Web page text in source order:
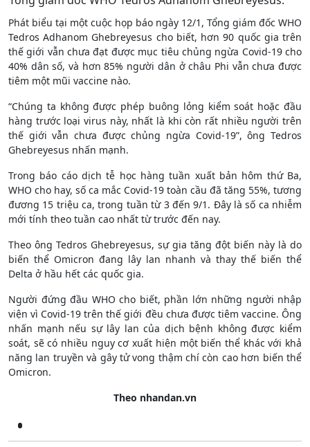
Phát biểu tại một cuộc họp báo ngày 12/1, Tổng giám đốc WHO
Tedros Adhanom Ghebreyesus cho biết, hơn 90 quốc gia trên
thế giới vẫn chưa đạt được mục tiêu chủng ngừa Covid-19 cho
40% dân số, và hơn 85% người dân ở châu Phi vẫn chưa được
tiêm một mũi vaccine nào.
“Chúng ta không được phép buông lỏng kiểm soát hoặc đầu
hàng trước loại virus này, nhất là khi còn rất nhiều người trên
thế giới vẫn chưa được chủng ngừa Covid-19”, ông Tedros
Ghebreyesus nhấn mạnh.
Trong báo cáo dịch tễ học hàng tuần xuất bản hôm thứ Ba,
WHO cho hay, số ca mắc Covid-19 toàn cầu đã tăng 55%, tương
đương 15 triệu ca, trong tuần từ 3 đến 9/1. Đây là số ca nhiễm
mới tính theo tuần cao nhất từ trước đến nay.
Theo ông Tedros Ghebreyesus, sự gia tăng đột biến này là do
biến thể Omicron đang lây lan nhanh và thay thế biến thể
Delta ở hầu hết các quốc gia.
Người đứng đầu WHO cho biết, phần lớn những người nhập
viện vì Covid-19 trên thế giới đều chưa được tiêm vaccine. Ông
nhấn mạnh nếu sự lây lan của dịch bệnh không được kiểm
soát, sẽ có nhiều nguy cơ xuất hiện một biến thể khác với khả
năng lan truyền và gây tử vong thậm chí còn cao hơn biến thể
Omicron.
Theo nhandan.vn